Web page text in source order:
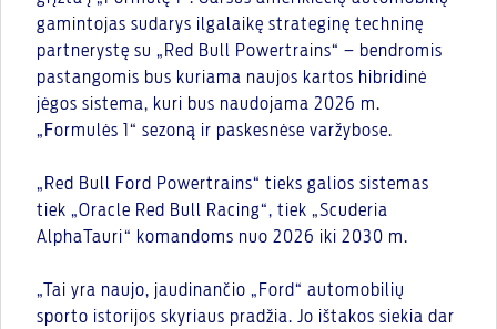
gamintojas sudarys ilgalaikę strateginę techninę
partnerystę su „Red Bull Powertrains“ – bendromis
pastangomis bus kuriama naujos kartos hibridinė
jėgos sistema, kuri bus naudojama 2026 m.
„Formulės 1“ sezoną ir paskesnėse varžybose.
„Red Bull Ford Powertrains“ tieks galios sistemas
tiek „Oracle Red Bull Racing“, tiek „Scuderia
AlphaTauri“ komandoms nuo 2026 iki 2030 m.
„Tai yra naujo, jaudinančio „Ford“ automobilių
sporto istorijos skyriaus pradžia. Jo ištakos siekia dar